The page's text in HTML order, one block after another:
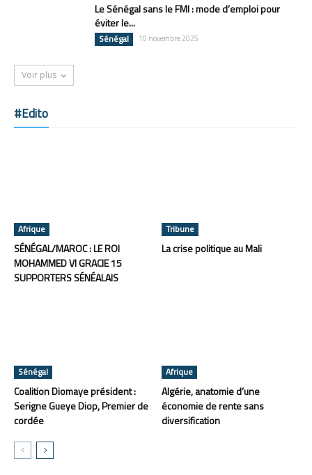
Le Sénégal sans le FMI : mode d’emploi pour
éviter le...
Sénégal 10 novembre 2025
Voir plus
#Edito
Afrique
SÉNÉGAL/MAROC : LE ROI
MOHAMMED VI GRACIE 15
SUPPORTERS SÉNÉALAIS
Tribune
La crise politique au Mali
Sénégal
Coalition Diomaye président :
Serigne Gueye Diop, Premier de
cordée
Afrique
Algérie, anatomie d’une
économie de rente sans
diversification